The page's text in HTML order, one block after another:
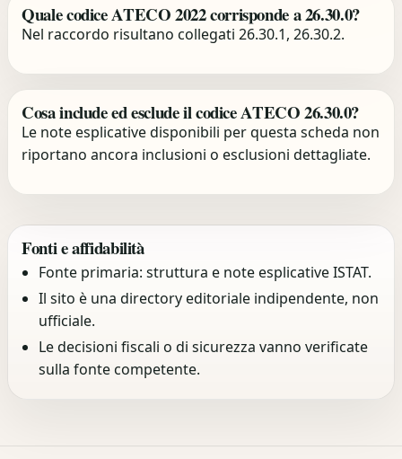
Quale codice ATECO 2022 corrisponde a 26.30.0?
Nel raccordo risultano collegati 26.30.1, 26.30.2.
Cosa include ed esclude il codice ATECO 26.30.0?
Le note esplicative disponibili per questa scheda non
riportano ancora inclusioni o esclusioni dettagliate.
Fonti e affidabilità
Fonte primaria: struttura e note esplicative ISTAT.
Il sito è una directory editoriale indipendente, non
ufficiale.
Le decisioni fiscali o di sicurezza vanno verificate
sulla fonte competente.